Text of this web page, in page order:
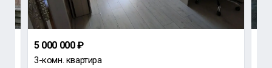
5 000 000 ₽
3-комн. квартира